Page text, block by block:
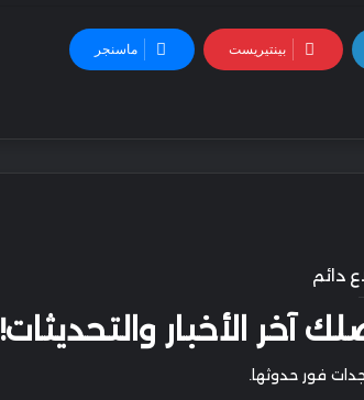
بينتيريست ماسنجر
دائم
آخر الأخبار والتحديثات!
فور حدوثها.